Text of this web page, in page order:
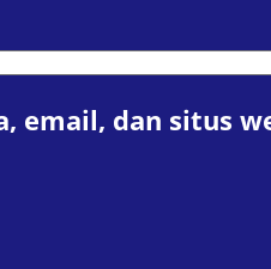
email, dan situs